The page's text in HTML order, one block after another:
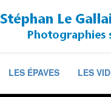
LES ÉPAVES LES